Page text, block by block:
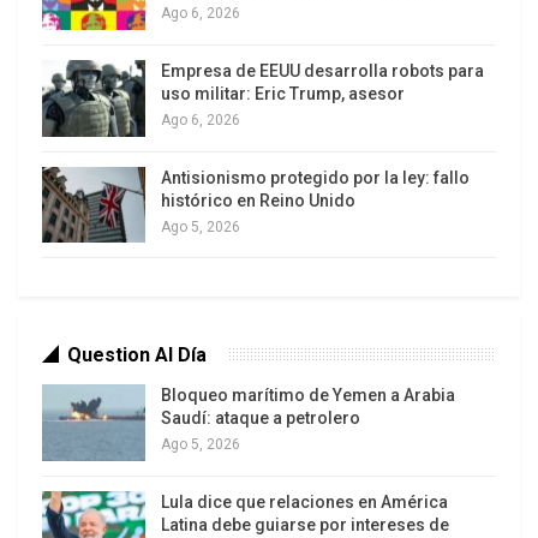
de Gobierno, Clara Brugada, fueron asesinadosen
asesinos se desplazaban en una motocicleta que
supuestamente fue hallada horas después en las
una camioneta que habría estado involucrada en
Ago 6, 2026
Empresa de EEUU desarrolla robots para
uso militar: Eric Trump, asesor
Ago 6, 2026
Antisionismo protegido por la ley: fallo
histórico en Reino Unido
Ago 5, 2026
Question Al Día
Bloqueo marítimo de Yemen a Arabia
Saudí: ataque a petrolero
Ago 5, 2026
Lula dice que relaciones en América
Latina debe guiarse por intereses de